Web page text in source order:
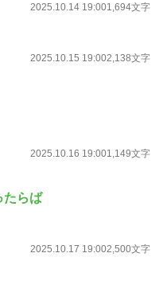
2025.10.14 19:001,694文字
2025.10.15 19:002,138文字
2025.10.16 19:001,149文字
たらば
2025.10.17 19:002,500文字